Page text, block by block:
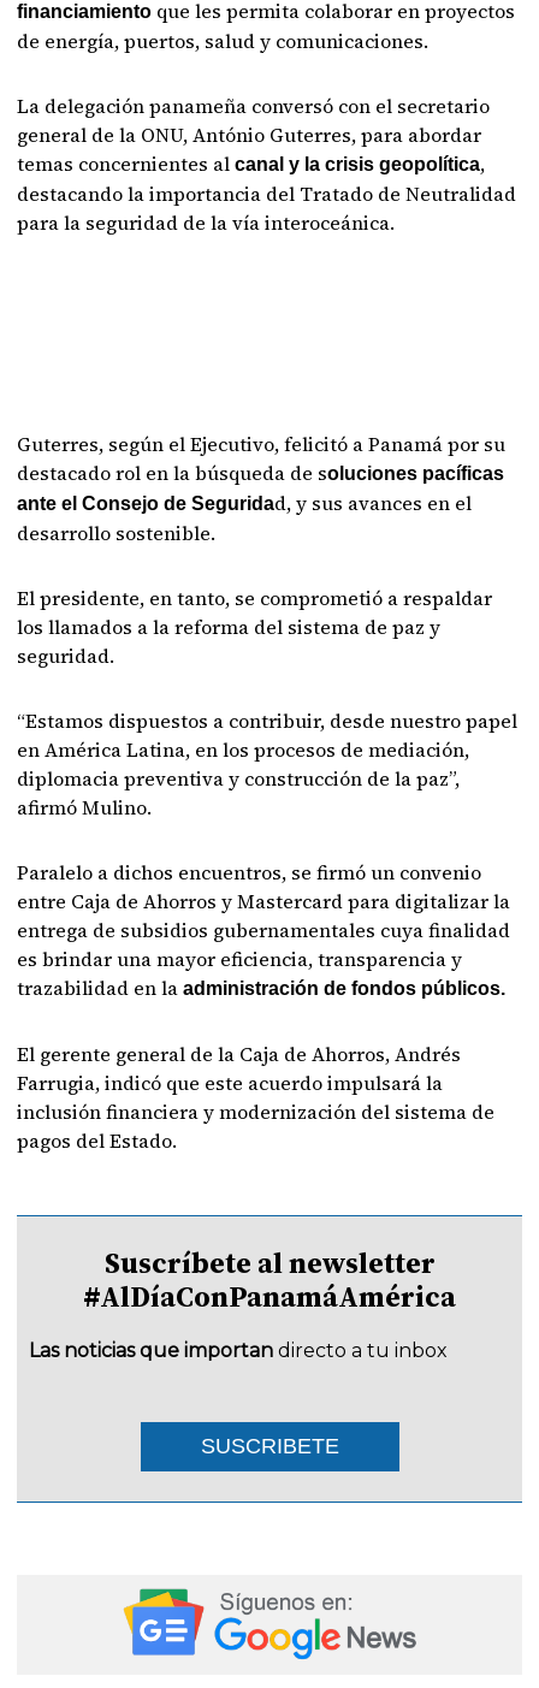
financiamiento que les permita colaborar en proyectos
de energía, puertos, salud y comunicaciones.
La delegación panameña conversó con el secretario
general de la ONU, António Guterres, para abordar
temas concernientes alcanal y la crisis geopolítica,
destacando la importancia del Tratado de Neutralidad
para la seguridad de la vía interoceánica.
Guterres, según el Ejecutivo, felicitó a Panamá por su
destacado rol en la búsqueda de soluciones pacíficas
ante el Consejo de Seguridad, y sus avances en el
desarrollo sostenible.
El presidente, en tanto, se comprometió a respaldar
los llamados a la reforma del sistema de paz y
seguridad.
“Estamos dispuestos a contribuir, desde nuestro papel
en América Latina, en los procesos de mediación,
diplomacia preventiva y construcción de la paz”,
afirmó Mulino.
Paralelo a dichos encuentros, se firmó un convenio
entre Caja de Ahorros y Mastercard para digitalizar la
entrega de subsidios gubernamentales cuya finalidad
es brindar una mayor eficiencia, transparencia y
trazabilidad en laadministración de fondos públicos.
El gerente general de la Caja de Ahorros, Andrés
Farrugia, indicó que este acuerdo impulsará la
inclusión financiera y modernización del sistema de
pagos del Estado.
Suscríbete al newsletter
#AlDíaConPanamáAmérica
Las noticias que importan directo a tu inbox
SUSCRIBETE